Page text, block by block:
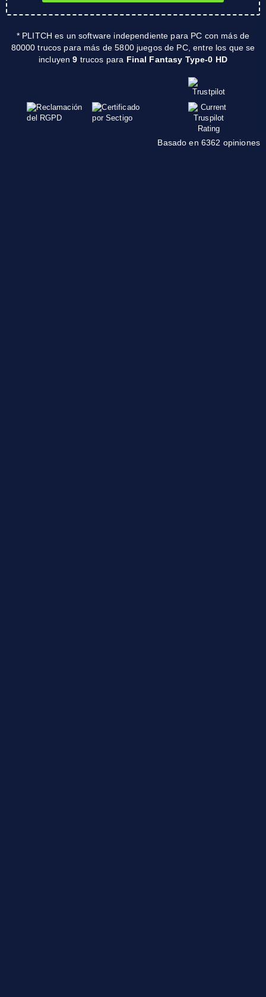
* PLITCH es un software independiente para PC con más de
80000 trucos para más de 5800 juegos de PC, entre los que se
incluyen9 trucos para Final Fantasy Type-0 HD
Basado en 6362 opiniones